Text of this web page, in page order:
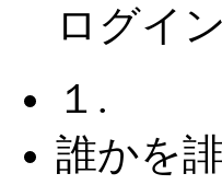
ログイ
１.
誰かを